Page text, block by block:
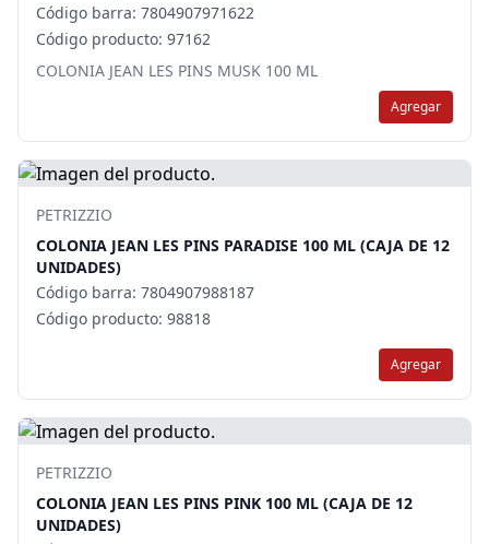
Código barra: 7804907971622
Código producto: 97162
COLONIA JEAN LES PINS MUSK 100 ML
Agregar
PETRIZZIO
COLONIA JEAN LES PINS PARADISE 100 ML (CAJA DE 12
UNIDADES)
Código barra: 7804907988187
Código producto: 98818
Agregar
PETRIZZIO
COLONIA JEAN LES PINS PINK 100 ML (CAJA DE 12
UNIDADES)